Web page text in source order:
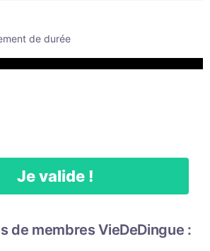
de durée
Je valide !
de membres VieDeDingue :